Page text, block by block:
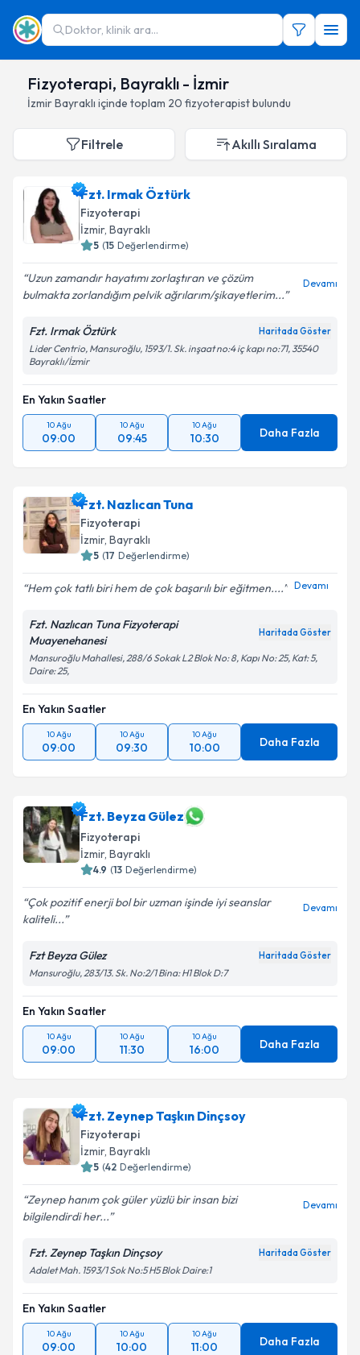
Doktor, klinik ara...
Fizyoterapi, Bayraklı - İzmir
İzmirBayraklı içinde toplam 20 fizyoterapistbulundu
Filtrele Akıllı Sıralama
Fzt. Irmak Öztürk
Fizyoterapi
İzmir, Bayraklı
5 (15 Değerlendirme)
Uzun zamandır hayatımı zorlaştıran ve çözüm
bulmakta zorlandığım pelvik ağrılarım/şikayetlerim...
Devamı
Fzt. Irmak Öztürk Haritada Göster
Lider Centrio, Mansuroğlu, 1593/1. Sk. inşaat no:4 iç kapı no:71, 35540
Bayraklı/İzmir
En Yakın Saatler
10 Ağu
09:00
10 Ağu
09:45
10 Ağu
10:30 Daha Fazla
Fzt. Nazlıcan Tuna
Fizyoterapi
İzmir, Bayraklı
5 (17 Değerlendirme)
Hem çok tatlı biri hem de çok başarılı bir eğitmen.... Devamı
Fzt. Nazlıcan Tuna Fizyoterapi
Muayenehanesi
Haritada Göster
Mansuroğlu Mahallesi, 288/6 Sokak L2 Blok No: 8, Kapı No: 25, Kat: 5,
Daire: 25,
En Yakın Saatler
10 Ağu
09:00
10 Ağu
09:30
10 Ağu
10:00 Daha Fazla
Fzt. Beyza Gülez
Fizyoterapi
İzmir, Bayraklı
4.9 (13 Değerlendirme)
Çok pozitif enerji bol bir uzman işinde iyi seanslar
kaliteli...
Devamı
Fzt Beyza Gülez Haritada Göster
Mansuroğlu, 283/13. Sk. No:2/1 Bina: H1 Blok D:7
En Yakın Saatler
10 Ağu
09:00
10 Ağu
11:30
10 Ağu
16:00 Daha Fazla
Fzt. Zeynep Taşkın Dinçsoy
Fizyoterapi
İzmir, Bayraklı
5 (42 Değerlendirme)
Zeynep hanım çok güler yüzlü bir insan bizi
bilgilendirdi her...
Devamı
Fzt. Zeynep Taşkın Dinçsoy Haritada Göster
Adalet Mah. 1593/1 Sok No:5 H5 Blok Daire:1
En Yakın Saatler
10 Ağu
09:00
10 Ağu
10:00
10 Ağu
11:00 Daha Fazla